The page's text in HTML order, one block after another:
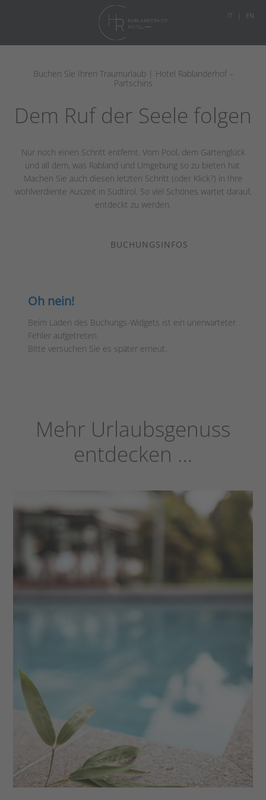
IT EN
Buchen Sie Ihren Traumurlaub | Hotel Rablanderhof –
Partschins
Dem Ruf der Seele folgen
Nur noch einen Schritt entfernt. Vom Pool, dem Gartenglück
und all dem, was Rabland und Umgebung so zu bieten hat.
Machen Sie auch diesen letzten Schritt (oder Klick?) in Ihre
wohlverdiente Auszeit in Südtirol. So viel Schönes wartet darauf,
entdeckt zu werden.
BUCHUNGSINFOS
Oh nein!
Beim Laden des Buchungs-Widgets ist ein unerwarteter
Fehler aufgetreten.
Bitte versuchen Sie es später erneut.
Mehr Urlaubsgenuss
entdecken …